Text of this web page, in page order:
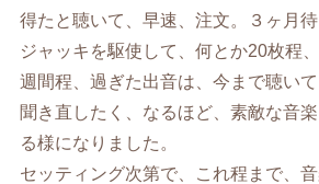
得たと聴いて、早速、注文。３ヶ月
ジャッキを駆使して、何とか20枚程
週間程、過ぎた出音は、今まで聴い
聞き直したく、なるほど、素敵な音
る様になりました。
セッティング次第で、これ程まで、